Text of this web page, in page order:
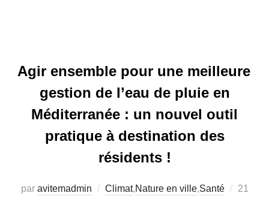
Agir ensemble pour une meilleure
gestion de l’eau de pluie en
Méditerranée : un nouvel outil
pratique à destination des
résidents !
par avitemadmin Climat,Nature en ville,Santé
Publié
21